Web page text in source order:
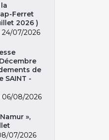
Ferret
2026 )
24/07/2026
de
SAINT -
06/08/2026
»,
07/2026